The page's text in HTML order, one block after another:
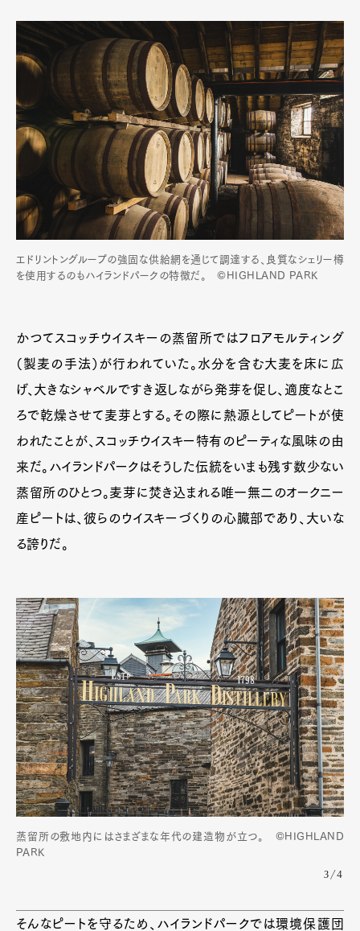
エドリントングループの強固な供給網を通じて調達する、良質なシェリー樽
を使用するのもハイランドパークの特徴だ。 ©HIGHLAND PARK
かつてスコッチウイスキーの蒸留所ではフロアモルティング
（製麦の手法）が行われていた。水分を含む大麦を床に広
げ、大きなシャベルですき返しながら発芽を促し、適度なとこ
ろで乾燥させて麦芽とする。その際に熱源としてピートが使
われたことが、スコッチウイスキー特有のピーティな風味の由
来だ。ハイランドパークはそうした伝統をいまも残す数少ない
蒸留所のひとつ。麦芽に焚き込まれる唯一無二のオークニー
産ピートは、彼らのウイスキーづくりの心臓部であり、大いな
る誇りだ。
蒸留所の敷地内にはさまざまな年代の建造物が立つ。 ©HIGHLAND
PARK
3/4
そんなピートを守るため、ハイランドパークでは環境保護団